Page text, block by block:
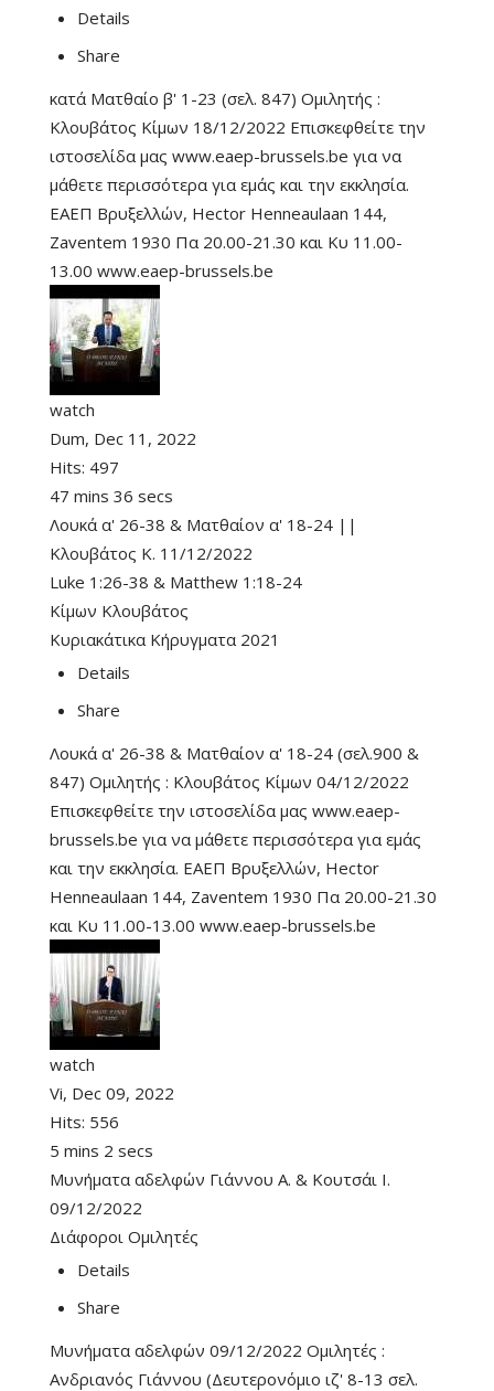
Details
Share
κατά Ματθαίο β' 1-23 (σελ. 847) Ομιλητής :
Κλουβάτος Κίμων 18/12/2022 Επισκεφθείτε την
ιστοσελίδα μας www.eaep-brussels.be για να
μάθετε περισσότερα για εμάς και την εκκλησία.
ΕΑΕΠ Βρυξελλών, Hector Henneaulaan 144,
Zaventem 1930 Πα 20.00-21.30 και Κυ 11.00-
13.00 www.eaep-brussels.be
watch
Dum, Dec 11, 2022
Hits: 497
47 mins 36 secs
Λουκά α' 26-38 & Ματθαίον α' 18-24 ||
Κλουβάτος Κ. 11/12/2022
Luke 1:26-38 & Matthew 1:18-24
Κίμων Κλουβάτος
Κυριακάτικα Κήρυγματα 2021
Details
Share
Λουκά α' 26-38 & Ματθαίον α' 18-24 (σελ.900 &
847) Ομιλητής : Κλουβάτος Κίμων 04/12/2022
Επισκεφθείτε την ιστοσελίδα μας www.eaep-
brussels.be για να μάθετε περισσότερα για εμάς
και την εκκλησία. ΕΑΕΠ Βρυξελλών, Hector
Henneaulaan 144, Zaventem 1930 Πα 20.00-21.30
και Κυ 11.00-13.00 www.eaep-brussels.be
watch
Vi, Dec 09, 2022
Hits: 556
5 mins 2 secs
Μυνήματα αδελφών Γιάννου Α. & Κουτσάι Ι.
09/12/2022
Διάφοροι Ομιλητές
Details
Share
Μυνήματα αδελφών 09/12/2022 Ομιλητές :
Ανδριανός Γιάννου (Δευτερονόμιο ιζ' 8-13 σελ.